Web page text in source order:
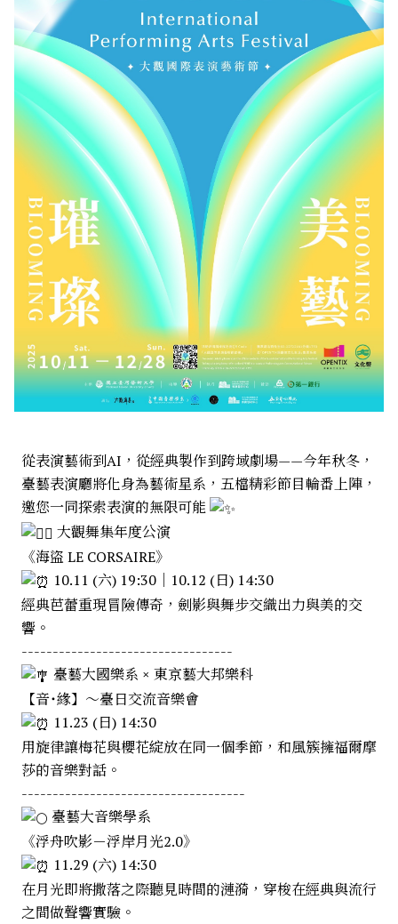
從表演藝術到AI，從經典製作到跨域劇場——今年秋冬，
臺藝表演廳將化身為藝術星系，五檔精彩節目輪番上陣，
邀您一同探索表演的無限可能
大觀舞集年度公演
《海盜 LE CORSAIRE》
10.11 (六) 19:30｜10.12 (日) 14:30
經典芭蕾重現冒險傳奇，劍影與舞步交織出力與美的交
響。
----------------------------------
臺藝大國樂系 × 東京藝大邦樂科
【音˙緣】～臺日交流音樂會
11.23 (日) 14:30
用旋律讓梅花與櫻花綻放在同一個季節，和風簇擁福爾摩
莎的音樂對話。
------------------------------------
臺藝大音樂學系
《浮舟吹影－浮岸月光2.0》
11.29 (六) 14:30
在月光即將撒落之際聽見時間的漣漪，穿梭在經典與流行
之間做聲響實驗。